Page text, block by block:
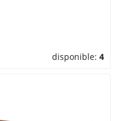
disponible:4